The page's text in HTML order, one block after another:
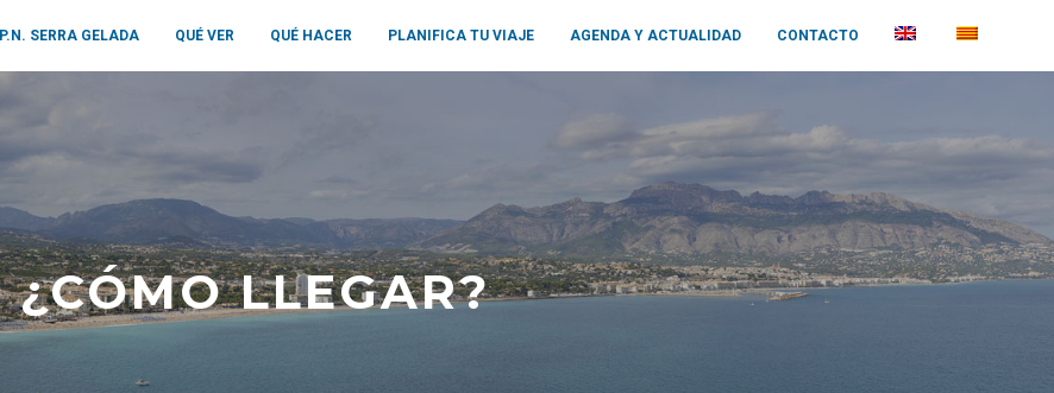
P.N. SERRA GELADA QUÉ VER QUÉ HACER PLANIFICA TU VIAJE AGENDA Y ACTUALIDAD CONTACTO
¿CÓMO LLEGAR?